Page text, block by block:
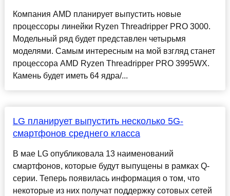
Компания AMD планирует выпустить новые
процессоры линейки Ryzen Threadripper PRO 3000.
Модельный ряд будет представлен четырьмя
моделями. Самым интересным на мой взгляд станет
процессора AMD Ryzen Threadripper PRO 3995WX.
Камень будет иметь 64 ядра/...
LG планирует выпустить несколько 5G-
смартфонов среднего класса
В мае LG опубликовала 13 наименований
смартфонов, которые будут выпущены в рамках Q-
серии. Теперь появилась информация о том, что
некоторые из них получат поддержку сотовых сетей